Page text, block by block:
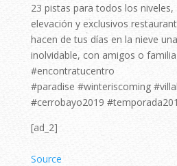
23 pistas para todos los niveles,
elevación y exclusivos
hacen de tus días en la nieve
inolvidable, con amigos o
#encontratucentro
#paradise #winteriscoming
#cerrobayo2019
[ad_2]
Source